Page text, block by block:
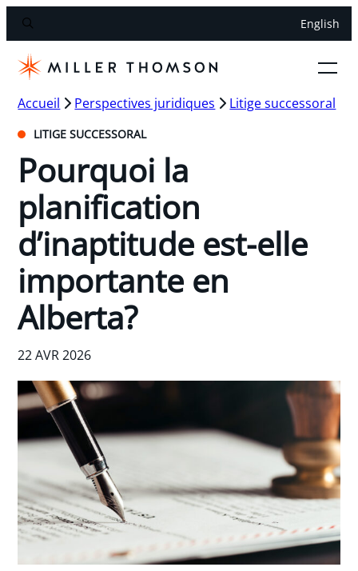
English
Accueil Perspectives juridiques Litige successoral
LITIGE SUCCESSORAL
Pourquoi la
planification
d’inaptitude est-elle
importante en
Alberta?
22 AVR 2026